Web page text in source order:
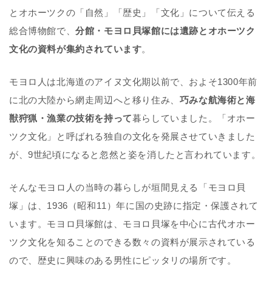
とオホーツクの「自然」「歴史」「文化」について伝える
総合博物館で、分館・モヨロ貝塚館には遺跡とオホーツク
文化の資料が集約されています。
モヨロ人は北海道のアイヌ文化期以前で、およそ1300年前
に北の大陸から網走周辺へと移り住み、 巧みな航海術と海
獣狩猟・漁業の技術を持って暮らしていました。「オホー
ツク文化」と呼ばれる独自の文化を発展させていきました
が、9世紀頃になると忽然と姿を消したと言われています。
そんなモヨロ人の当時の暮らしが垣間見える「モヨロ貝
塚」は、1936（昭和11）年に国の史跡に指定・保護されて
います。モヨロ貝塚館は、モヨロ貝塚を中心に古代オホー
ツク文化を知ることのできる数々の資料が展示されている
ので、歴史に興味のある男性にピッタリの場所です。